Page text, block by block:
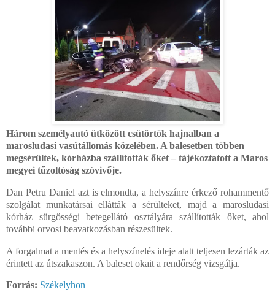
Három személyautó ütközött csütörtök hajnalban a
marosludasi vasútállomás közelében. A balesetben többen
megsérültek, kórházba szállították őket – tájékoztatott a Maros
megyei tűzoltóság szóvivője.
Dan Petru Daniel azt is elmondta, a helyszínre érkező rohammentő
szolgálat munkatársai ellátták a sérülteket, majd a marosludasi
kórház sürgősségi betegellátó osztályára szállították őket, ahol
további orvosi beavatkozásban részesültek.
A forgalmat a mentés és a helyszínelés ideje alatt teljesen lezárták az
érintett az útszakaszon. A baleset okait a rendőrség vizsgálja.
Forrás: Székelyhon